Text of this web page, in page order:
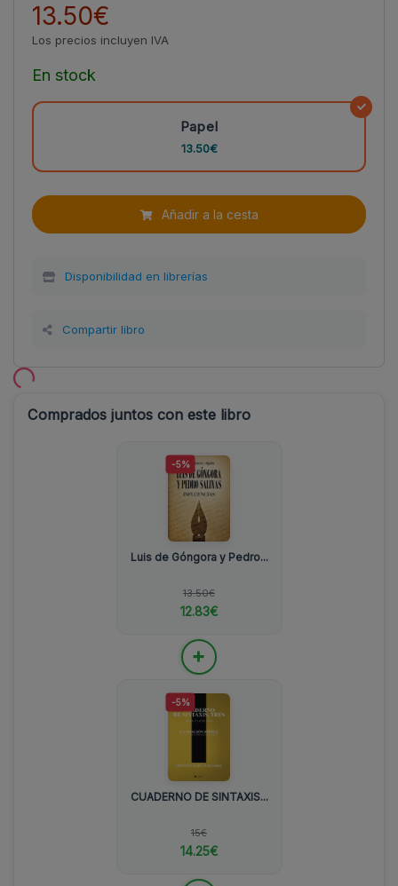
13.50€
Los precios incluyen IVA
En stock
Papel
13.50€
Añadir a la cesta
Disponibilidad en librerías
Compartir libro
Comprados juntos con este libro
-5%
Luis de Góngora y Pedro...
13.50€
12.83€
+
-5%
CUADERNO DE SINTAXIS...
15€
14.25€